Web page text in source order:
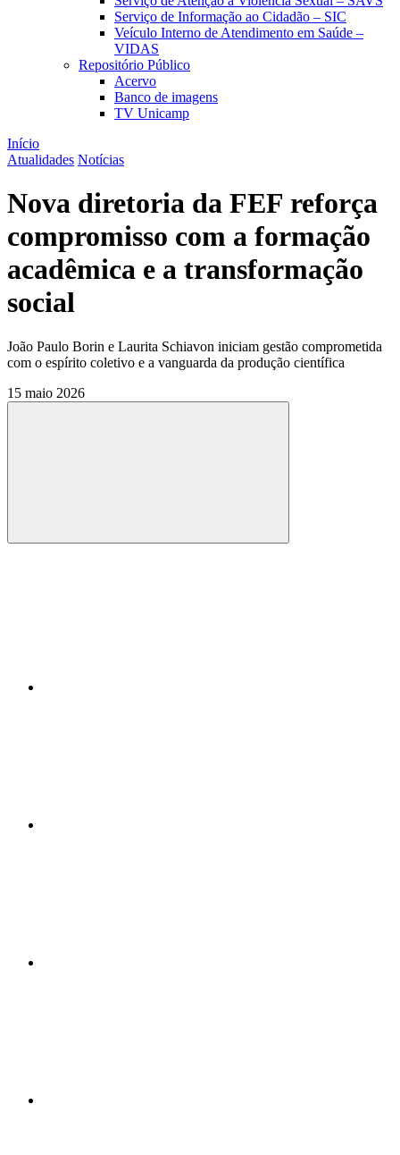
Serviço de Informação ao Cidadão – SIC
Veículo Interno de Atendimento em Saúde –
VIDAS
Repositório Público
Acervo
Banco de imagens
TV Unicamp
Início
Atualidades Notícias
Nova diretoria da FEF reforça
compromisso com a formação
acadêmica e a transformação
social
João Paulo Borin e Laurita Schiavon iniciam gestão comprometida
com o espírito coletivo e a vanguarda da produção científica
15 maio 2026
Compartilhar